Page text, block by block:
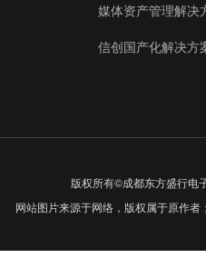
媒体资产管理解决
信创国产化解决方
版权所有©成都东方盛行电
网站图片来源于网络，版权属于原作